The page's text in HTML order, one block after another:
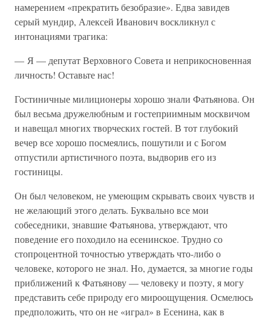
намерением «прекратить безобразие». Едва завидев
серый мундир, Алексей Иванович воскликнул с
интонациями трагика:
— Я — депутат Верховного Совета и неприкосновенная
личность! Оставьте нас!
Гостиничные милиционеры хорошо знали Фатьянова. Он
был весьма дружелюбным и гостеприимным москвичом
и навещал многих творческих гостей. В тот глубокий
вечер все хорошо посмеялись, пошутили и с Богом
отпустили артистичного поэта, выдворив его из
гостиницы.
Он был человеком, не умеющим скрывать своих чувств и
не желающий этого делать. Буквально все мои
собеседники, знавшие Фатьянова, утверждают, что
поведение его походило на есенинское. Трудно со
стопроцентной точностью утверждать что-либо о
человеке, которого не знал. Но, думается, за многие годы
приближений к Фатьянову — человеку и поэту, я могу
представить себе природу его мироощущения. Осмелюсь
предположить, что он не «играл» в Есенина, как в